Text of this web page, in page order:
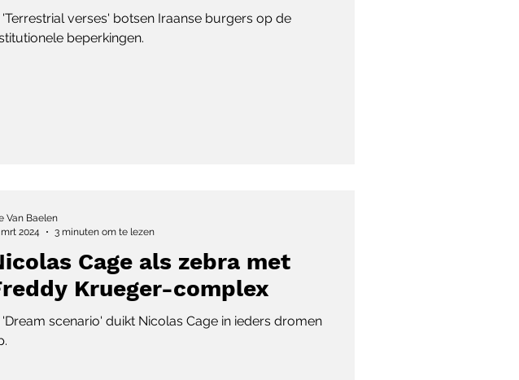
'Terrestrial verses' botsen Iraanse burgers op de
beperkingen.
Cage als zebra met
Krueger-complex
'Dream scenario' duikt Nicolas Cage in ieders dromen
Van Baelen
2024
3 minuten om te lezen